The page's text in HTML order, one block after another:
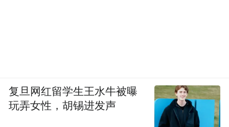
复旦网红留学生王水牛被曝
玩弄女性，胡锡进发声